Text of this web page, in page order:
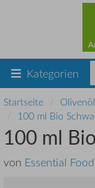
Kategorien
Startseite
100 ml Bio
100 ml
von Essential